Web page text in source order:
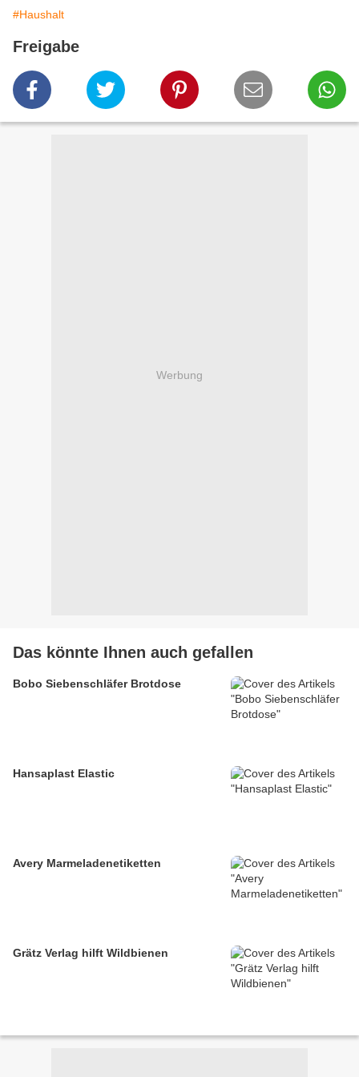
#Haushalt
Freigabe
Werbung
Das könnte Ihnen auch gefallen
Bobo Siebenschläfer Brotdose
Hansaplast Elastic
Avery Marmeladenetiketten
Grätz Verlag hilft Wildbienen